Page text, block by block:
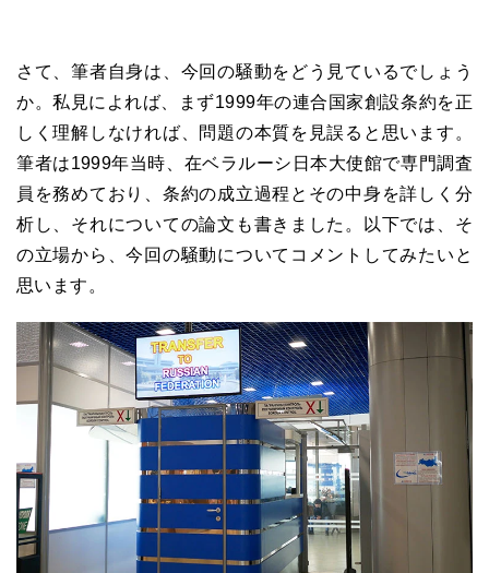
さて、筆者自身は、今回の騒動をどう見ているでしょう
か。私見によれば、まず1999年の連合国家創設条約を正
しく理解しなければ、問題の本質を見誤ると思います。
筆者は1999年当時、在ベラルーシ日本大使館で専門調査
員を務めており、条約の成立過程とその中身を詳しく分
析し、それについての論文も書きました。以下では、そ
の立場から、今回の騒動についてコメントしてみたいと
思います。